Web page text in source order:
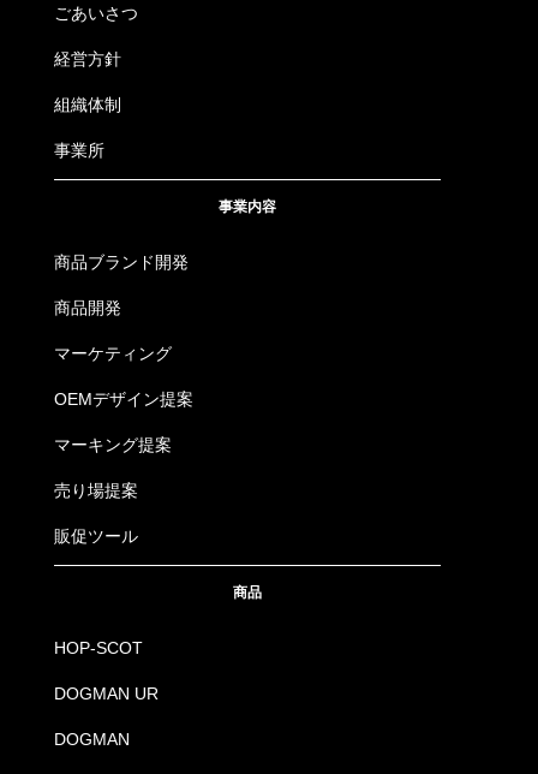
ごあいさつ
経営方針
組織体制
事業所
事業内容
商品ブランド開発
商品開発
マーケティング
OEMデザイン提案
マーキング提案
売り場提案
販促ツール
商品
HOP-SCOT
DOGMAN UR
DOGMAN